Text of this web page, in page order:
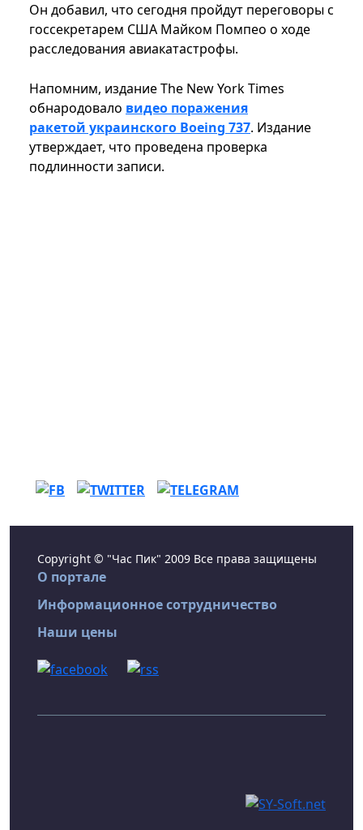
Он добавил, что сегодня пройдут переговоры с
госсекретарем США Майком Помпео о ходе
расследования авиакатастрофы.
Напомним, издание The New York Times
обнародовало видео поражения
ракетой украинского Boeing 737. Издание
утверждает, что проведена проверка
подлинности записи.
Copyright © "Час Пик" 2009 Все права защищены
О портале
Информационное сотрудничество
Наши цены